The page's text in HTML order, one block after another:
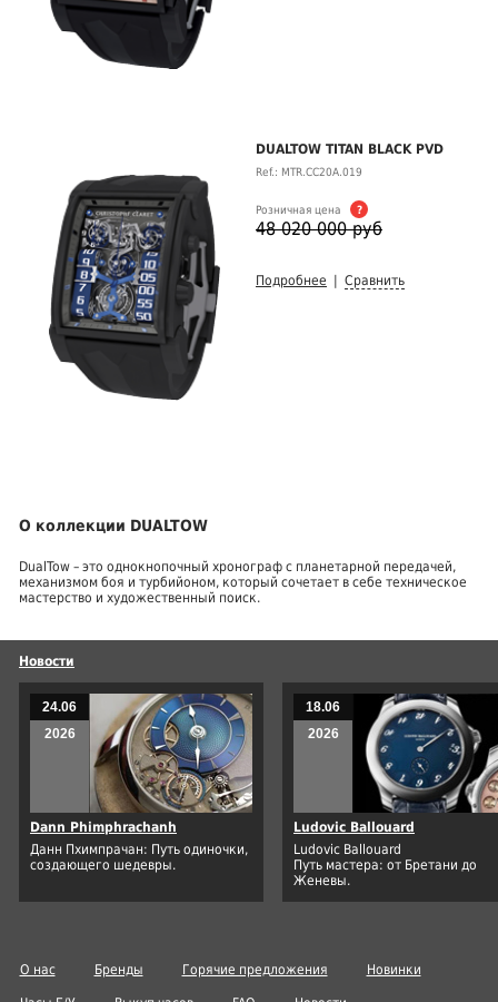
DUALTOW TITAN BLACK PVD
Ref.: MTR.CC20A.019
Розничная цена ?
48 020 000 руб
Подробнее Сравнить
О коллекции DUALTOW
DualTow – это однокнопочный хронограф с планетарной передачей,
механизмом боя и турбийоном, который сочетает в себе техническое
мастерство и художественный поиск.
Новости
24.06
2026
Dann Phimphrachanh
Данн Пхимпрачан: Путь одиночки,
создающего шедевры.
18.06
2026
Ludovic Ballouard
Ludovic Ballouard
Путь мастера: от Бретани до
Женевы.
О нас Бренды Горячие предложения Новинки